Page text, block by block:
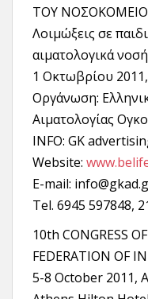
ΤΟΥ
Λοιμώξεις σε
αιματολογικά
1 Οκτωβρίου
Οργάνωση:
Aιματολογίας
INFO: GK
Website:
E-mail:
Tel. 6945 597848,
10th CONGRESS
FEDERATION OF
5-8 October 2011,